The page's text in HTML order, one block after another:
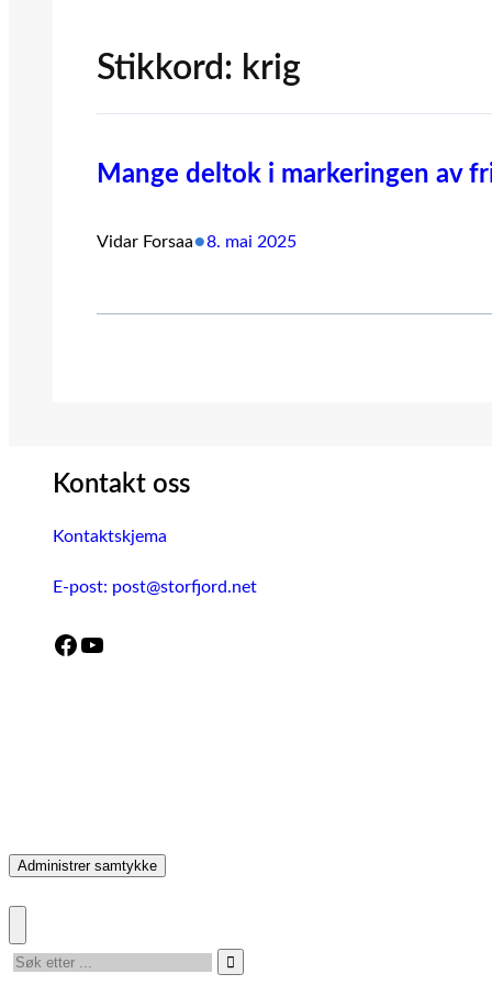
Stikkord: krig
Mange deltok i markeringen av
Vidar Forsaa•8. mai 2025
Kontakt oss
Kontaktskjema
E-post: post@storfjord.net
Facebook YouTube
Administrer samtykke